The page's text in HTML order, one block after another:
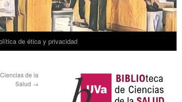
de ética y privacidad
de la
Salud →